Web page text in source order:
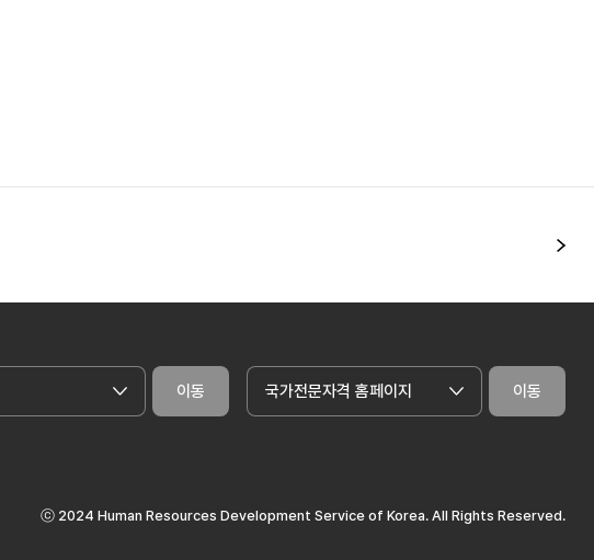
이동 국가전문자격 홈페이지 이동
ⓒ 2024 Human Resources Development Service of Korea. All Rights Reserved.